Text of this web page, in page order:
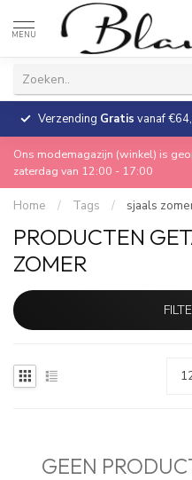
MENU
Verzending Gratis vanaf
Ons modemagazijn (winkel) is
zaterdag van 12:00 - 17:00
Home / Tags / sjaals
PRODUCTEN
ZOMER
GEEN